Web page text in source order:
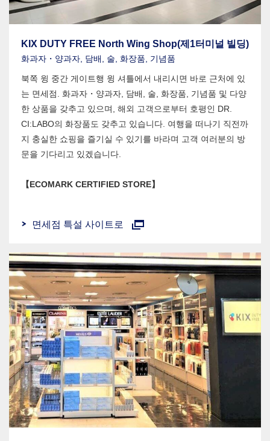
KIX DUTY FREE North Wing Shop(제1터미널 빌딩)
화과자・양과자, 담배, 술, 화장품, 기념품
북쪽 윙 중간 게이트행 윙 셔틀에서 내리시면 바로 근처에 있
는 면세점. 화과자・양과자, 담배, 술, 화장품, 기념품 및 다양
한 상품을 갖추고 있으며, 해외 고객으로부터 호평인 DR.
CI:LABO의 화장품도 갖추고 있습니다. 여행을 떠나기 직전까
지 충실한 쇼핑을 즐기실 수 있기를 바라며 고객 여러분의 방
문을 기다리고 있겠습니다.
【ECOMARK CERTIFIED STORE】
면세점 특설 사이트로